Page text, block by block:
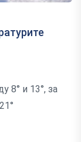
8° и 13°, за